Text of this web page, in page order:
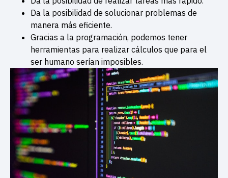
Da la posibilidad de solucionar problemas de
manera más eficiente.
Gracias a la programación, podemos tener
herramientas para realizar cálculos que para el
ser humano serían imposibles.